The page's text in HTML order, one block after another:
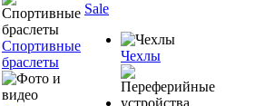
Спортивные
браслеты
Sale
Чехлы